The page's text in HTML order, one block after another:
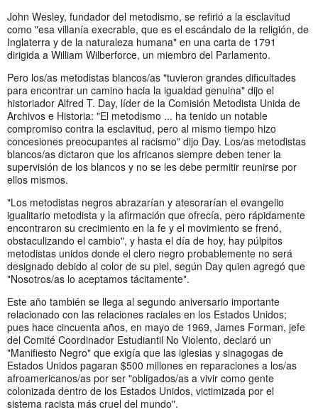
John Wesley, fundador del metodismo, se refirió a la esclavitud
como "esa villanía execrable, que es el escándalo de la religión, de
Inglaterra y de la naturaleza humana" en una carta de 1791
dirigida a William Wilberforce, un miembro del Parlamento.
Pero los/as metodistas blancos/as "tuvieron grandes dificultades
para encontrar un camino hacia la igualdad genuina" dijo el
historiador Alfred T. Day, líder de la Comisión Metodista Unida de
Archivos e Historia: "El metodismo ... ha tenido un notable
compromiso contra la esclavitud, pero al mismo tiempo hizo
concesiones preocupantes al racismo" dijo Day. Los/as metodistas
blancos/as dictaron que los africanos siempre deben tener la
supervisión de los blancos y no se les debe permitir reunirse por
ellos mismos.
"Los metodistas negros abrazarían y atesorarían el evangelio
igualitario metodista y la afirmación que ofrecía, pero rápidamente
encontraron su crecimiento en la fe y el movimiento se frenó,
obstaculizando el cambio", y hasta el día de hoy, hay púlpitos
metodistas unidos donde el clero negro probablemente no será
designado debido al color de su piel, según Day quien agregó que
"Nosotros/as lo aceptamos tácitamente".
Este año también se llega al segundo aniversario importante
relacionado con las relaciones raciales en los Estados Unidos;
pues hace cincuenta años, en mayo de 1969, James Forman, jefe
del Comité Coordinador Estudiantil No Violento, declaró un
"Manifiesto Negro" que exigía que las iglesias y sinagogas de
Estados Unidos pagaran $500 millones en reparaciones a los/as
afroamericanos/as por ser "obligados/as a vivir como gente
colonizada dentro de los Estados Unidos, victimizada por el
sistema racista más cruel del mundo".